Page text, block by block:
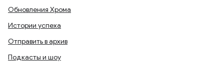
Обновления Хрома
Истории успеха
Отправить в архив
Подкасты и шоу